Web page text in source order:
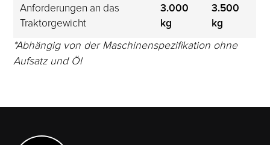
Anforderungen an das
Traktorgewicht
3.000
kg
3.500
kg
*Abhängig von der Maschinenspezifikation ohne
Aufsatz und Öl